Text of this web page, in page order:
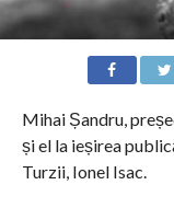
Mihai Șandru,
și el la ieșirea
Turzii, Ionel Isac.